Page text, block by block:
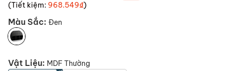
(Tiết kiệm: 968.549₫)
Màu Sắc: Đen
Vật Liệu: MDF Thường